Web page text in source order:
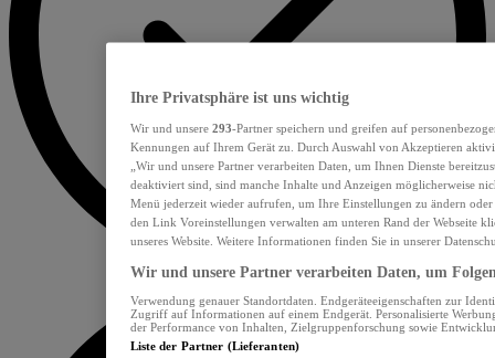
Ihre Privatsphäre ist uns wichtig
Wir und unsere 293-Partner speichern und greifen auf
Kennungen auf Ihrem Gerät zu. Durch Auswahl von Akzeptieren
„Wir und unsere Partner verarbeiten Daten, um Ihnen Dienste
deaktiviert sind, sind manche Inhalte und Anzeigen möglicherweise
Menü jederzeit wieder aufrufen, um Ihre Einstellungen zu ändern
den Link Voreinstellungen verwalten am unteren Rand der Webseite
unseres Website. Weitere Informationen finden Sie in unserer
Wir und unsere Partner verarbeiten Daten, um
Verwendung genauer Standortdaten. Endgeräteeigenschaften zur
Zugriff auf Informationen auf einem Endgerät. Personalisierte
der Performance von Inhalten, Zielgruppenforschung sowie
Liste der Partner (Lieferanten)